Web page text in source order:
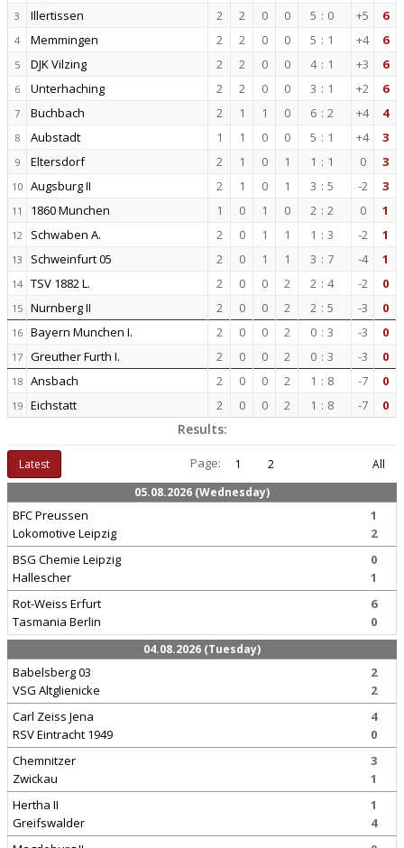
3 Illertissen 2 2 0 0 5 : 0 +5 6
4 Memmingen 2 2 0 0 5 : 1 +4 6
5 DJK Vilzing 2 2 0 0 4 : 1 +3 6
6 Unterhaching 2 2 0 0 3 : 1 +2 6
7 Buchbach 2 1 1 0 6 : 2 +4 4
8 Aubstadt 1 1 0 0 5 : 1 +4 3
9 Eltersdorf 2 1 0 1 1 : 1 0 3
10 Augsburg II 2 1 0 1 3 : 5 -2 3
11 1860 Munchen 1 0 1 0 2 : 2 0 1
12 Schwaben A. 2 0 1 1 1 : 3 -2 1
13 Schweinfurt 05 2 0 1 1 3 : 7 -4 1
14 TSV 1882 L. 2 0 0 2 2 : 4 -2 0
15 Nurnberg II 2 0 0 2 2 : 5 -3 0
16 Bayern Munchen I. 2 0 0 2 0 : 3 -3 0
17 Greuther Furth I. 2 0 0 2 0 : 3 -3 0
18 Ansbach 2 0 0 2 1 : 8 -7 0
19 Eichstatt 2 0 0 2 1 : 8 -7 0
Results:
Latest Page: 1 2
All
05.08.2026 (Wednesday)
BFC Preussen
Lokomotive Leipzig
1
2
BSG Chemie Leipzig
Hallescher
0
1
Rot-Weiss Erfurt
Tasmania Berlin
6
0
04.08.2026 (Tuesday)
Babelsberg 03
VSG Altglienicke
2
2
Carl Zeiss Jena
RSV Eintracht 1949
4
0
Chemnitzer
Zwickau
3
1
Hertha II
Greifswalder
1
4